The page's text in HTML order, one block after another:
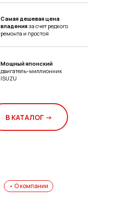
Самая дешевая цена
владенияза счет редкого
ремонта и простоя
Мощный японский
двигатель-миллионник
ISUZU
В КАТАЛОГ ->
• О компании